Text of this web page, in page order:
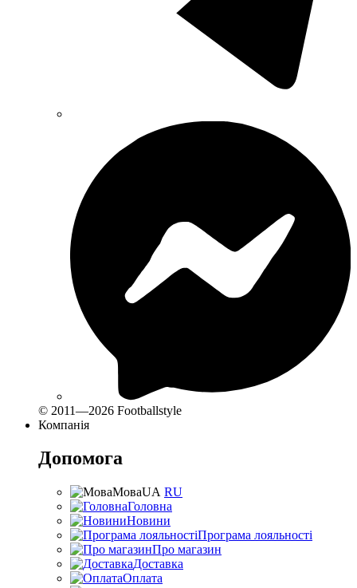
© 2011—2026 Footballstyle
Компанія
Допомога
МоваUA RU
Головна
Новини
Програма лояльності
Про магазин
Доставка
Оплата